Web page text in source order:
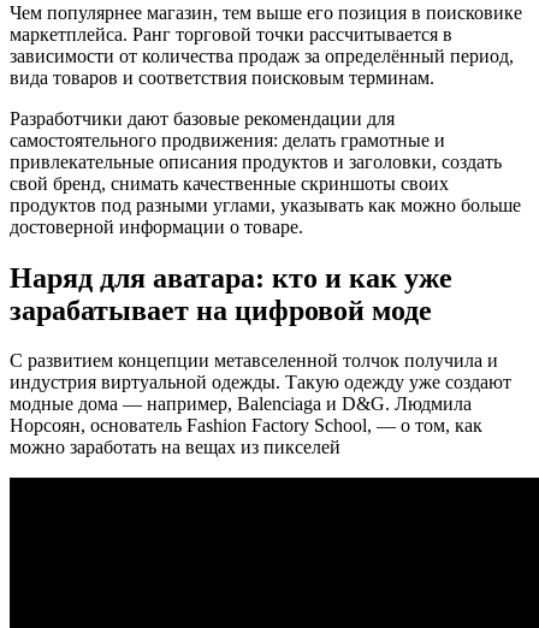
Чем популярнее магазин, тем выше его позиция в поисковике
маркетплейса. Ранг торговой точки рассчитывается в
зависимости от количества продаж за определённый период,
вида товаров и соответствия поисковым терминам.
Разработчики дают базовые рекомендации для
самостоятельного продвижения: делать грамотные и
привлекательные описания продуктов и заголовки, создать
свой бренд, снимать качественные скриншоты своих
продуктов под разными углами, указывать как можно больше
достоверной информации о товаре.
Наряд для аватара: кто и как уже
зарабатывает на цифровой моде
С развитием концепции метавселенной толчок получила и
индустрия виртуальной одежды. Такую одежду уже создают
модные дома — например, Balenciaga и D&G. Людмила
Норсоян, основатель Fashion Factory School, — о том, как
можно заработать на вещах из пикселей